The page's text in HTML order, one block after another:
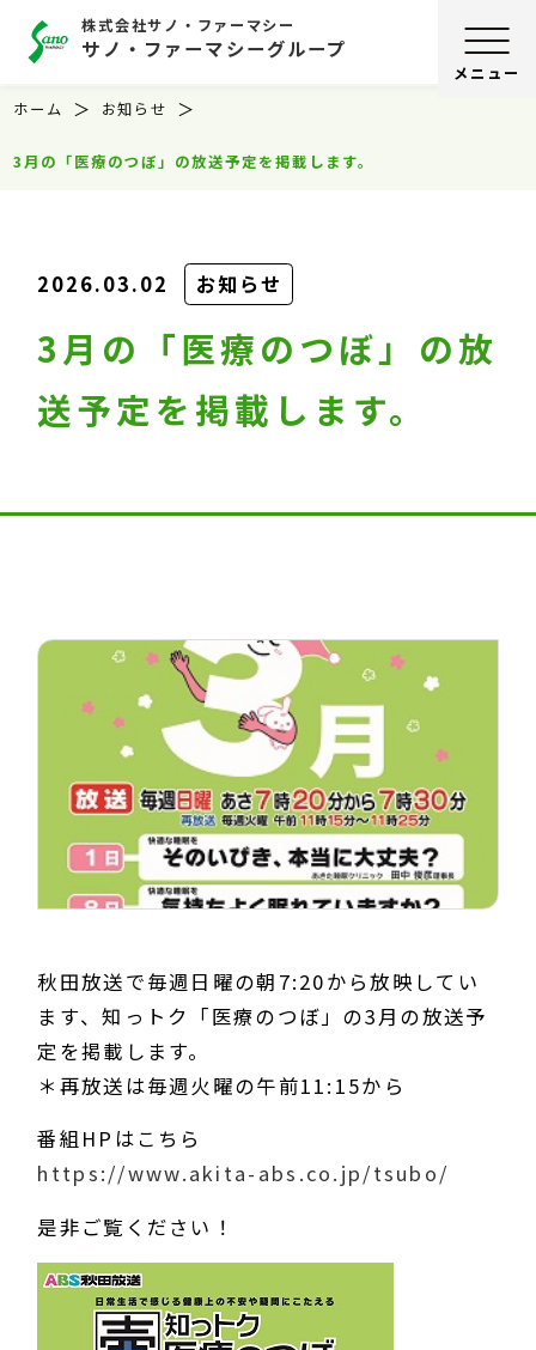
株式会社サノ・ファーマシー
サノ・ファーマシーグループ
ホーム お知らせ
3月の「医療のつぼ」の放送予定を掲載します。
2026.03.02 お知らせ
3月の「医療のつぼ」の放
送予定を掲載します。
秋田放送で毎週日曜の朝7:20から放映してい
ます、知っトク「医療のつぼ」の3月の放送予
定を掲載します。
＊再放送は毎週火曜の午前11:15から
番組HPはこちら
https://www.akita-abs.co.jp/tsubo/
是非ご覧ください！